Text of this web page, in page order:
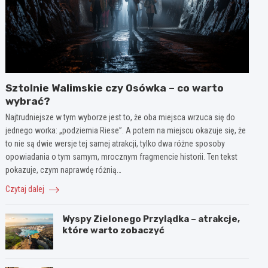
Sztolnie Walimskie czy Osówka – co warto
wybrać?
Najtrudniejsze w tym wyborze jest to, że oba miejsca wrzuca się do
jednego worka: „podziemia Riese”. A potem na miejscu okazuje się, że
to nie są dwie wersje tej samej atrakcji, tylko dwa różne sposoby
opowiadania o tym samym, mrocznym fragmencie historii. Ten tekst
pokazuje, czym naprawdę różnią…
Czytaj dalej
Wyspy Zielonego Przylądka – atrakcje,
które warto zobaczyć